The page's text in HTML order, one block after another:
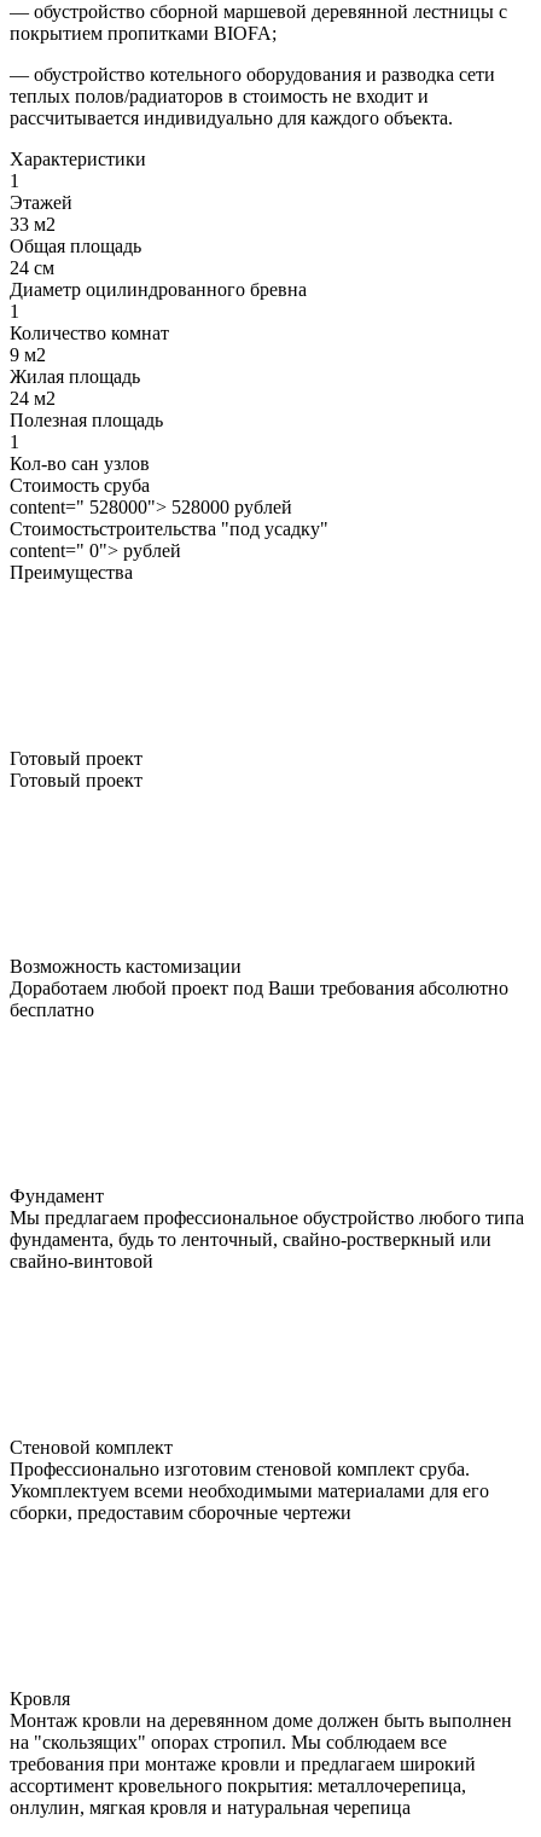
— обустройство сборной маршевой деревянной лестницы с
покрытием пропитками BIOFA;
— обустройство котельного оборудования и разводка сети
теплых полов/радиаторов в стоимость не входит и
рассчитывается индивидуально для каждого объекта.
Характеристики
1
Этажей
33 м2
Общая площадь
24 см
Диаметр оцилиндрованного бревна
1
Количество комнат
9 м2
Жилая площадь
24 м2
Полезная площадь
1
Кол-во сан узлов
Стоимость сруба
content=" 528000"> 528000 рублей
Стоимостьстроительства "под усадку"
content=" 0"> рублей
Преимущества
Готовый проект
Готовый проект
Возможность кастомизации
Доработаем любой проект под Ваши требования абсолютно
бесплатно
Фундамент
Мы предлагаем профессиональное обустройство любого типа
фундамента, будь то ленточный, свайно-ростверкный или
свайно-винтовой
Стеновой комплект
Профессионально изготовим стеновой комплект сруба.
Укомплектуем всеми необходимыми материалами для его
сборки, предоставим сборочные чертежи
Кровля
Монтаж кровли на деревянном доме должен быть выполнен
на "скользящих" опорах стропил. Мы соблюдаем все
требования при монтаже кровли и предлагаем широкий
ассортимент кровельного покрытия: металлочерепица,
онлулин, мягкая кровля и натуральная черепица